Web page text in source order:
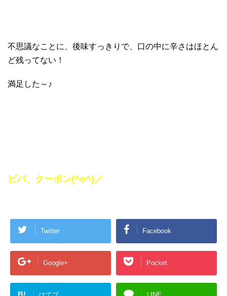
不思議なことに、後味すっきりで、口の中に辛さはほとん
ど残ってない！
満足した～♪
ビバ、クーポン(^o^)／
Twitter Facebook
Google+ Pocket
B!